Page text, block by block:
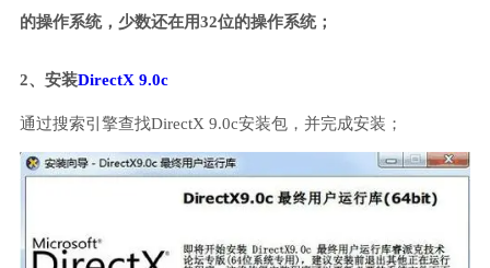
的操作系统，少数还在用32位的操作系统；
2、安装DirectX 9.0c
通过搜索引擎查找DirectX 9.0c安装包，并完成安装；